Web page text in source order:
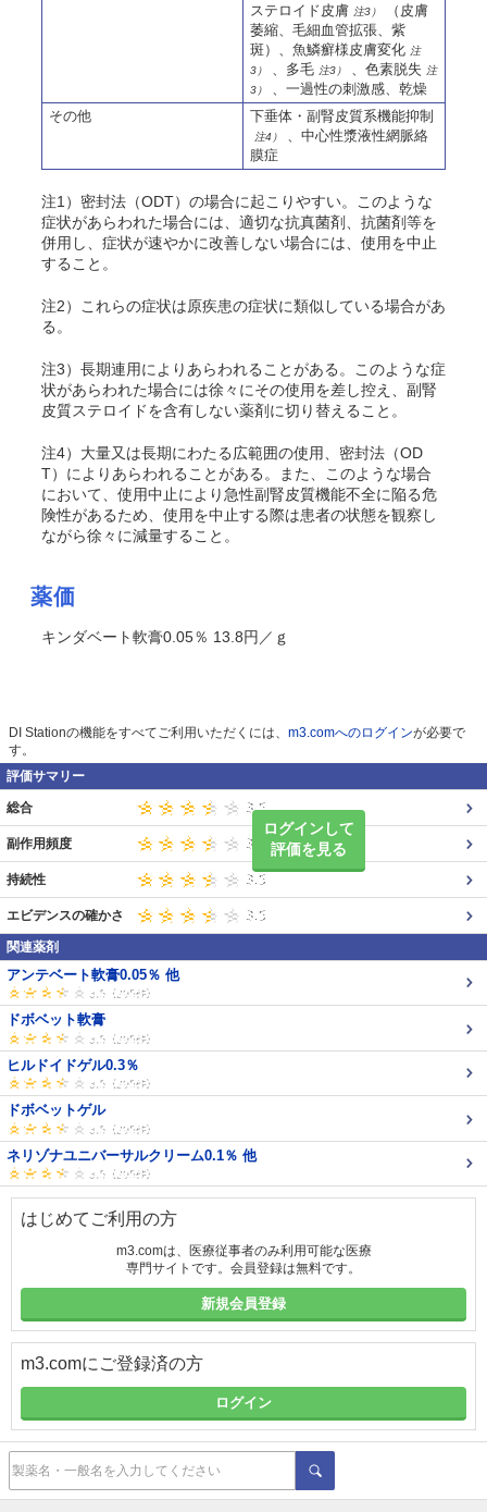
ステロイド皮膚 注3）
（皮膚
萎縮、毛細血管拡張、紫
斑）、魚鱗癬様皮膚変化 注
3）
、多毛 注3） 、色素脱失 注
3）
、一過性の刺激感、乾燥
その他
下垂体・副腎皮質系機能抑制
注4）
、中心性漿液性網脈絡
膜症
注1）密封法（ODT）の場合に起こりやすい。このような
症状があらわれた場合には、適切な抗真菌剤、抗菌剤等を
併用し、症状が速やかに改善しない場合には、使用を中止
すること。
注2）これらの症状は原疾患の症状に類似している場合があ
る。
注3）長期連用によりあらわれることがある。このような症
状があらわれた場合には徐々にその使用を差し控え、副腎
皮質ステロイドを含有しない薬剤に切り替えること。
注4）大量又は長期にわたる広範囲の使用、密封法（OD
T）によりあらわれることがある。また、このような場合
において、使用中止により急性副腎皮質機能不全に陥る危
険性があるため、使用を中止する際は患者の状態を観察し
ながら徐々に減量すること。
薬価
キンダベート軟膏0.05％ 13.8円／ｇ
DI Stationの機能をすべてご利用いただくには、 m3.comへのログインが必要で
す。
評価サマリー
ログインして
評価を見る
総合
副作用頻度
持続性
エビデンスの確かさ
関連薬剤
アンテベート軟膏0.05％ 他
ドボベット軟膏
ヒルドイドゲル0.3％
ドボベットゲル
ネリゾナユニバーサルクリーム0.1％ 他
はじめてご利用の方
m3.comは、医療従事者のみ利用可能な医療
専門サイトです。会員登録は無料です。
新規会員登録
m3.comにご登録済の方
ログイン